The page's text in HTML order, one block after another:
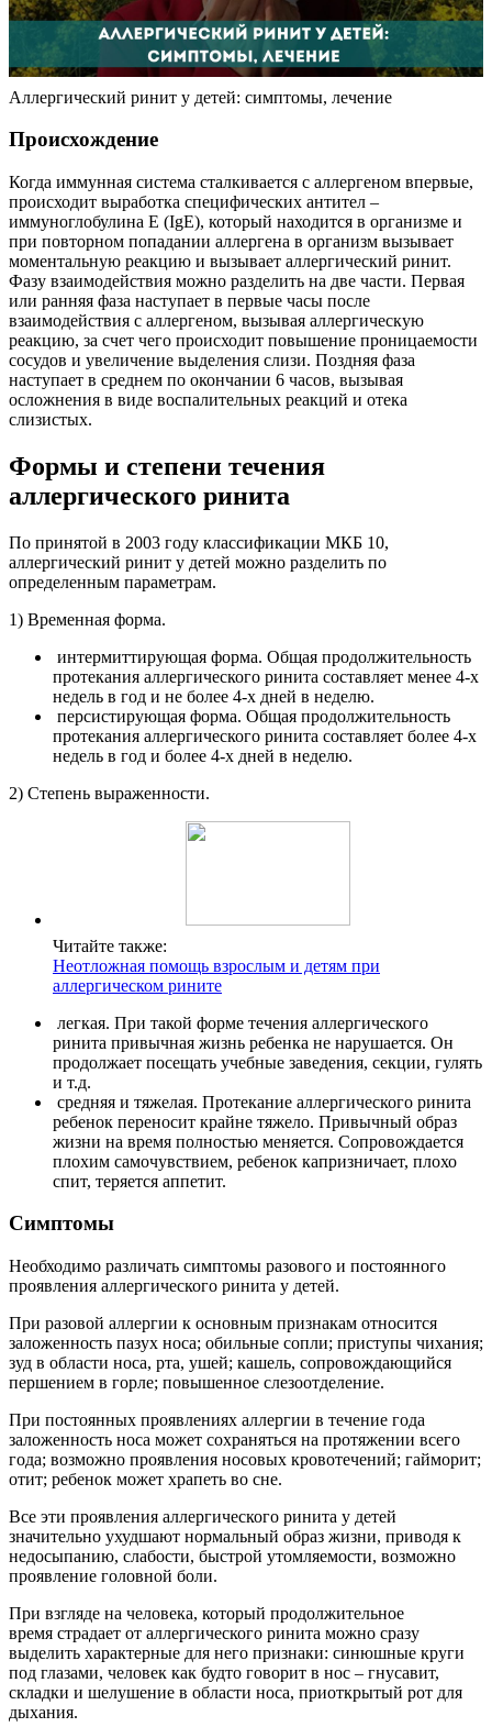
Аллергический ринит у детей: симптомы, лечение
Происхождение
Когда иммунная система сталкивается с аллергеном впервые,
происходит выработка специфических антител –
иммуноглобулина Е (IgE), который находится в организме и
при повторном попадании аллергена в организм вызывает
моментальную реакцию и вызывает аллергический ринит.
Фазу взаимодействия можно разделить на две части. Первая
или ранняя фаза наступает в первые часы после
взаимодействия с аллергеном, вызывая аллергическую
реакцию, за счет чего происходит повышение проницаемости
сосудов и увеличение выделения слизи. Поздняя фаза
наступает в среднем по окончании 6 часов, вызывая
осложнения в виде воспалительных реакций и отека
слизистых.
Формы и степени течения
аллергического ринита
По принятой в 2003 году классификации МКБ 10,
аллергический ринит у детей можно разделить по
определенным параметрам.
1) Временная форма.
интермиттирующая форма. Общая продолжительность
протекания аллергического ринита составляет менее 4-х
недель в год и не более 4-х дней в неделю.
персистирующая форма. Общая продолжительность
протекания аллергического ринита составляет более 4-х
недель в год и более 4-х дней в неделю.
2) Степень выраженности.
Читайте также:
Неотложная помощь взрослым и детям при
аллергическом рините
легкая. При такой форме течения аллергического
ринита привычная жизнь ребенка не нарушается. Он
продолжает посещать учебные заведения, секции, гулять
и т.д.
средняя и тяжелая. Протекание аллергического ринита
ребенок переносит крайне тяжело. Привычный образ
жизни на время полностью меняется. Сопровождается
плохим самочувствием, ребенок капризничает, плохо
спит, теряется аппетит.
Симптомы
Необходимо различать симптомы разового и постоянного
проявления аллергического ринита у детей.
При разовой аллергии к основным признакам относится
заложенность пазух носа; обильные сопли; приступы чихания;
зуд в области носа, рта, ушей; кашель, сопровождающийся
першением в горле; повышенное слезоотделение.
При постоянных проявлениях аллергии в течение года
заложенность носа может сохраняться на протяжении всего
года; возможно проявления носовых кровотечений; гайморит;
отит; ребенок может храпеть во сне.
Все эти проявления аллергического ринита у детей
значительно ухудшают нормальный образ жизни, приводя к
недосыпанию, слабости, быстрой утомляемости, возможно
проявление головной боли.
При взгляде на человека, который продолжительное
время страдает от аллергического ринита можно сразу
выделить характерные для него признаки: синюшные круги
под глазами, человек как будто говорит в нос – гнусавит,
складки и шелушение в области носа, приоткрытый рот для
дыхания.